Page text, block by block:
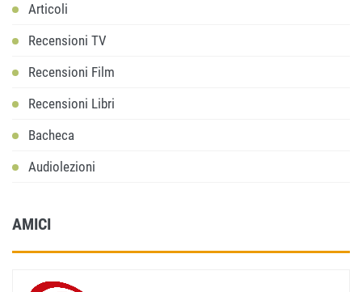
Articoli
Recensioni TV
Recensioni Film
Recensioni Libri
Bacheca
Audiolezioni
AMICI